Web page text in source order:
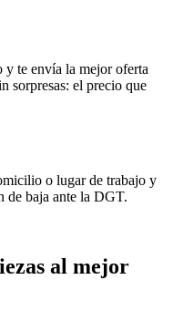
te envía la mejor oferta
sorpresas: el precio que
o lugar de trabajo y
de baja ante la DGT.
al mejor